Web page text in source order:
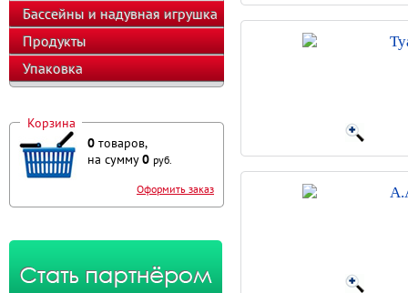
оборудование
Бассейны и надувная игрушка
Продукты
Упаковка
Корзина
0 товаров,
на сумму0 руб.
Оформить заказ